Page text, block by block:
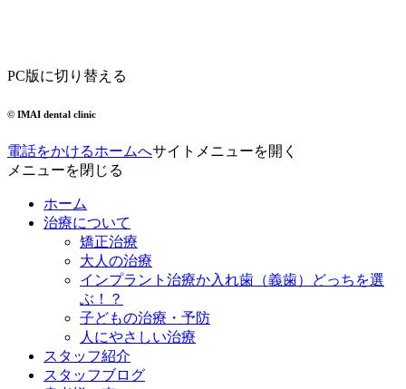
PC版に切り替える
© IMAI dental clinic
電話をかけるホームへサイトメニューを開く
メニューを閉じる
ホーム
治療について
矯正治療
大人の治療
インプラント治療か入れ歯（義歯）どっちを選
ぶ！？
子どもの治療・予防
人にやさしい治療
スタッフ紹介
スタッフブログ